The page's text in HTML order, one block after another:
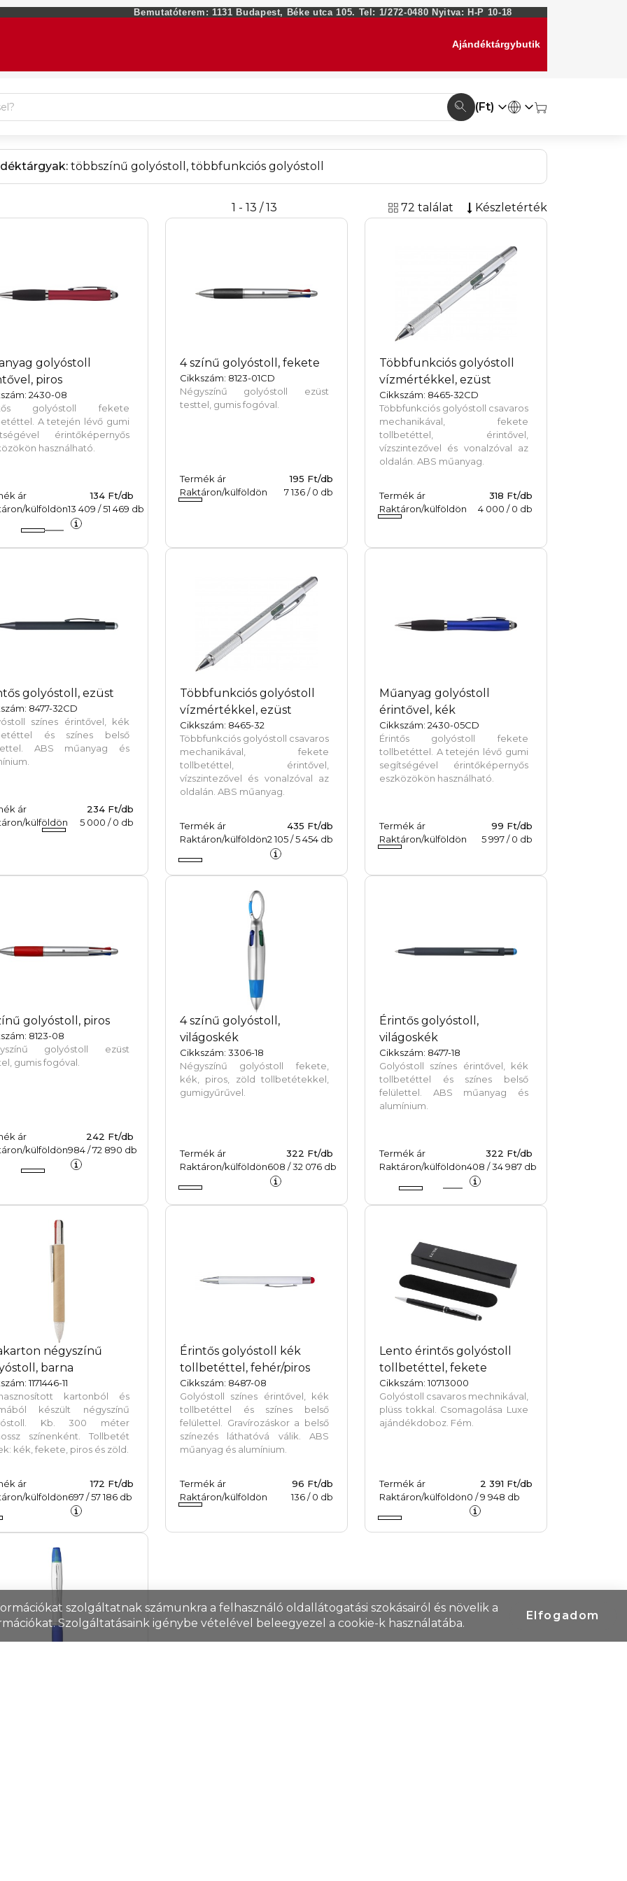
Bemutatóterem: 1131 Budapest, Béke utca 105. Tel: 1/272-0480 Nyitva: H-P 10-18
Ajándéktárgybutik
(Ft)
többszínű golyóstoll, többfunkciós golyóstoll
72 találat Készletérték
1 - 13 / 13
golyóstoll
piros
2430-08
golyóstoll fekete
A tetején lévő gumi
érintőképernyős
használható.
ár
134 Ft/db
külföldön13 409 /51 469 db
4 színű golyóstoll, fekete
Cikkszám: 8123-01CD
Négyszínű golyóstoll ezüst
testtel, gumis fogóval.
Termék ár
195 Ft/db
Raktáron/külföldön
7 136/0 db
Többfunkciós golyóstoll
vízmértékkel, ezüst
Cikkszám: 8465-32CD
Többfunkciós golyóstoll csavaros
mechanikával, fekete
tollbetéttel, érintővel,
vízszintezővel és vonalzóval az
oldalán. ABS műanyag.
Termék ár
318 Ft/db
Raktáron/külföldön
4 000 /0 db
golyóstoll, ezüst
8477-32CD
színes érintővel, kék
és színes belső
ABS műanyag és
ár
234 Ft/db
külföldön
5 000 /0 db
Többfunkciós golyóstoll
vízmértékkel, ezüst
Cikkszám: 8465-32
Többfunkciós golyóstoll csavaros
mechanikával, fekete
tollbetéttel, érintővel,
vízszintezővel és vonalzóval az
oldalán. ABS műanyag.
Termék ár
435 Ft/db
Raktáron/külföldön2 105/5 454db
Műanyag golyóstoll
érintővel, kék
Cikkszám: 2430-05CD
Érintős golyóstoll fekete
tollbetéttel. A tetején lévő gumi
segítségével érintőképernyős
eszközökön használható.
Termék ár
99 Ft/db
Raktáron/külföldön
5 997/0 db
golyóstoll, piros
8123-08
golyóstoll ezüst
gumis fogóval.
ár
242 Ft/db
külföldön984/72 890 db
4 színű golyóstoll,
világoskék
Cikkszám: 3306-18
Négyszínű golyóstoll fekete,
kék, piros, zöld tollbetétekkel,
gumigyűrűvel.
Termék ár
322 Ft/db
Raktáron/külföldön608 /32 076db
Érintős golyóstoll,
világoskék
Cikkszám: 8477-18
Golyóstoll színes érintővel, kék
tollbetéttel és színes belső
felülettel. ABS műanyag és
alumínium.
Termék ár
322 Ft/db
Raktáron/külföldön408 /34 987db
négyszínű
barna
1171446-11
kartonból és
készült négyszínű
Kb. 300 méter
színenként. Tollbetét
kék, fekete, piros és zöld.
ár
172 Ft/db
külföldön697/57 186 db
Érintős golyóstoll kék
tollbetéttel, fehér/piros
Cikkszám: 8487-08
Golyóstoll színes érintővel, kék
tollbetéttel és színes belső
felülettel. Gravírozáskor a belső
színezés láthatóvá válik. ABS
műanyag és alumínium.
Termék ár
96 Ft/db
Raktáron/külföldön
136/0 db
Lento érintős golyóstoll
tollbetéttel, fekete
Cikkszám: 10713000
Golyóstoll csavaros mechnikával,
plüss tokkal. Csomagolása Luxe
ajándékdoboz. Fém.
Termék ár
2 391 Ft/db
Raktáron/külföldön0 /9 948 db
szolgáltatnak számunkra a felhasználó oldallátogatási szokásairól és növelik a
Szolgáltatásaink igénybe vételével beleegyezel a cookie-k használatába.
Elfogadom